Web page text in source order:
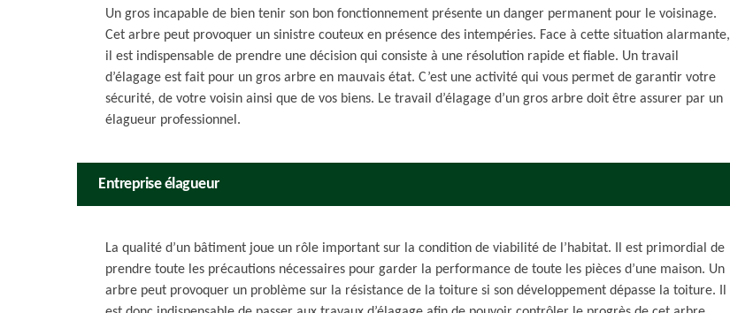
Un gros incapable de bien tenir son bon fonctionnement présente un danger permanent pour le voisinage.
Cet arbre peut provoquer un sinistre couteux en présence des intempéries. Face à cette situation alarmante,
il est indispensable de prendre une décision qui consiste à une résolution rapide et fiable. Un travail
d’élagage est fait pour un gros arbre en mauvais état. C’est une activité qui vous permet de garantir votre
sécurité, de votre voisin ainsi que de vos biens. Le travail d’élagage d’un gros arbre doit être assurer par un
élagueur professionnel.
Entreprise élagueur
La qualité d’un bâtiment joue un rôle important sur la condition de viabilité de l’habitat. Il est primordial de
prendre toute les précautions nécessaires pour garder la performance de toute les pièces d’une maison. Un
arbre peut provoquer un problème sur la résistance de la toiture si son développement dépasse la toiture. Il